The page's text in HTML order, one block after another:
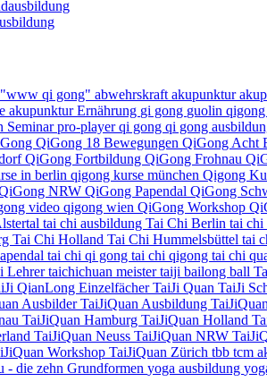
"www qi gong" abwehrskraft akupunktur
akupunkturErnährung gi gong guolin
Seminarpro-playerqi gong qi gong
QiGong 18 Bewegungen QiGong Acht
QiGong Fortbildung QiGong Frohnau
in berlin qigong kurse münchen Qigong
NRW QiGong Papendal QiGong
video qigong wien QiGong Workshop
tai chi ausbildung Tai Chi Berlin tai
Tai Chi Holland Tai Chi Hummelsbüttel tai
tai chi qi gong tai chi qigong tai chi
Lehrertaichichuan meistertaiji bailong ball
QianLong EinzelfächerTaiJi Quan TaiJi
AusbilderTaiJiQuan Ausbildung
TaiJiQuan Hamburg TaiJiQuan Holland
TaiJiQuan Neuss TaiJiQuan NRW
Workshop TaiJiQuan Zürich tbb tcm
- die zehn Grundformen yoga ausbildung